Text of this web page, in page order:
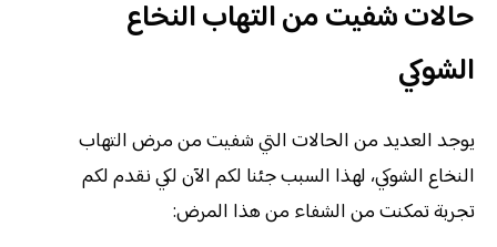
حالات شفيت من التهاب النخاع
الشوكي
يوجد العديد من الحالات التي شفيت من مرض التهاب
النخاع الشوكي، لهذا السبب جئنا لكم الآن لكي نقدم لكم
تجربة تمكنت من الشفاء من هذا المرض: